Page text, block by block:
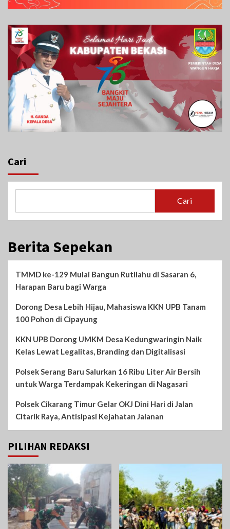
Cari
Cari
Berita Sepekan
TMMD ke-129 Mulai Bangun Rutilahu di Sasaran 6,
Harapan Baru bagi Warga
Dorong Desa Lebih Hijau, Mahasiswa KKN UPB Tanam
100 Pohon di Cipayung
KKN UPB Dorong UMKM Desa Kedungwaringin Naik
Kelas Lewat Legalitas, Branding dan Digitalisasi
Polsek Serang Baru Salurkan 16 Ribu Liter Air Bersih
untuk Warga Terdampak Kekeringan di Nagasari
Polsek Cikarang Timur Gelar OKJ Dini Hari di Jalan
Citarik Raya, Antisipasi Kejahatan Jalanan
PILIHAN REDAKSI